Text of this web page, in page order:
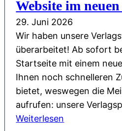
Website im
29. Juni 2026
Wir haben unsere
überarbeitet! Ab sofort
Startseite mit einem
Ihnen noch schnelleren
bietet, weswegen die
aufrufen: unsere
Weiterlesen